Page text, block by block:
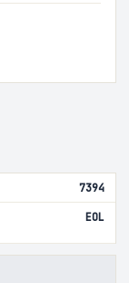
7394
EOL